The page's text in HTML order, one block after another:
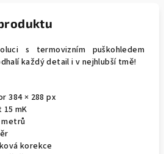
s termovizním puškohledem
každý detail i v nejhlubší tmě!
384 × 288 px
mK
metrů
korekce